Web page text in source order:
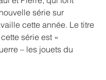
série sur
cette année. Le titre
série est «
– les jouets du